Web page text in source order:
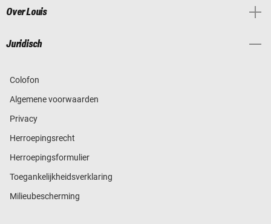
Over Louis
Juridisch
Colofon
Algemene voorwaarden
Privacy
Herroepingsrecht
Herroepingsformulier
Toegankelijkheidsverklaring
Milieubescherming